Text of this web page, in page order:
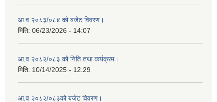
आ.व २०८३/०८४ को बजेट विवरण।
मिति: 06/23/2026 - 14:07
आ.व २०८२/०८३ को निति तथा कर्यक्रम।
मिति: 10/14/2025 - 12:29
आ.व २०८२/०८३को बजेट विवरण।